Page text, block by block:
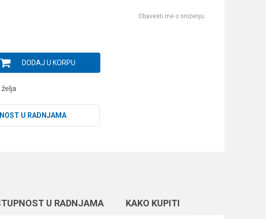
Obavesti me o sniženju
DODAJ U KORPU
U RADNJAMA
U RADNJAMA KAKO KUPITI